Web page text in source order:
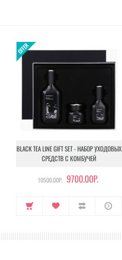
BLACK TEA LINE GIFT SET - НАБОР УХОДОВЫХ
СРЕДСТВ С КОМБУЧЕЙ
10500.00Р. 9700.00Р.